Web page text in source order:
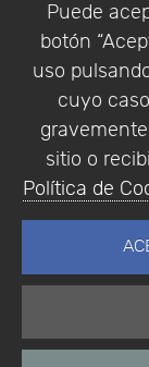
Puede
botón
uso
cuyo
sitio o
Política de
Empresa|
©